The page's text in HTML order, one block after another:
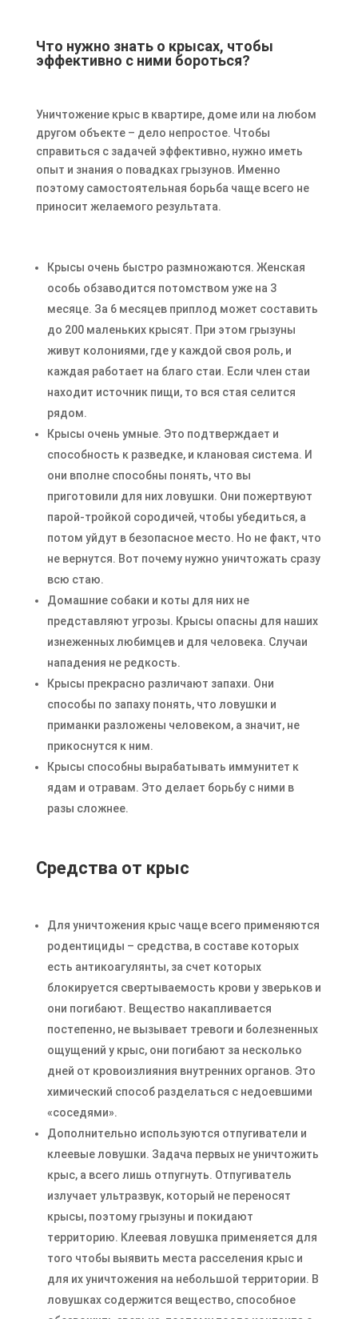
Что нужно знать о крысах, чтобы
эффективно с ними бороться?
Уничтожение крыс в квартире, доме или на любом
другом объекте – дело непростое. Чтобы
справиться с задачей эффективно, нужно иметь
опыт и знания о повадках грызунов. Именно
поэтому самостоятельная борьба чаще всего не
приносит желаемого результата.
Крысы очень быстро размножаются. Женская
особь обзаводится потомством уже на 3
месяце. За 6 месяцев приплод может составить
до 200 маленьких крысят. При этом грызуны
живут колониями, где у каждой своя роль, и
каждая работает на благо стаи. Если член стаи
находит источник пищи, то вся стая селится
рядом.
Крысы очень умные. Это подтверждает и
способность к разведке, и клановая система. И
они вполне способны понять, что вы
приготовили для них ловушки. Они пожертвуют
парой-тройкой сородичей, чтобы убедиться, а
потом уйдут в безопасное место. Но не факт, что
не вернутся. Вот почему нужно уничтожать сразу
всю стаю.
Домашние собаки и коты для них не
представляют угрозы. Крысы опасны для наших
изнеженных любимцев и для человека. Случаи
нападения не редкость.
Крысы прекрасно различают запахи. Они
способы по запаху понять, что ловушки и
приманки разложены человеком, а значит, не
прикоснутся к ним.
Крысы способны вырабатывать иммунитет к
ядам и отравам. Это делает борьбу с ними в
разы сложнее.
Средства от крыс
Для уничтожения крыс чаще всего применяются
родентициды – средства, в составе которых
есть антикоагулянты, за счет которых
блокируется свертываемость крови у зверьков и
они погибают. Вещество накапливается
постепенно, не вызывает тревоги и болезненных
ощущений у крыс, они погибают за несколько
дней от кровоизлияния внутренних органов. Это
химический способ разделаться с недоевшими
«соседями».
Дополнительно используются отпугиватели и
клеевые ловушки. Задача первых не уничтожить
крыс, а всего лишь отпугнуть. Отпугиватель
излучает ультразвук, который не переносят
крысы, поэтому грызуны и покидают
территорию. Клеевая ловушка применяется для
того чтобы выявить места расселения крыс и
для их уничтожения на небольшой территории. В
ловушках содержится вещество, способное